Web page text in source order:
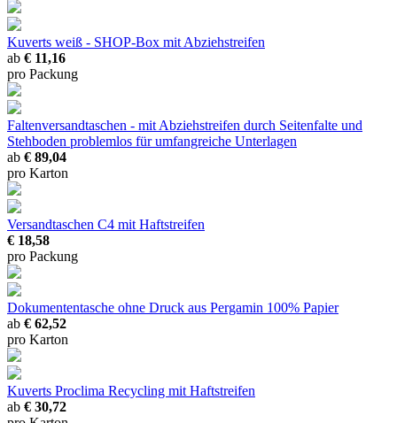
Kuverts weiß - SHOP-Box mit Abziehstreifen
ab € 11,16
pro Packung
Faltenversandtaschen - mit Abziehstreifen durch Seitenfalte und
Stehboden problemlos für umfangreiche Unterlagen
ab € 89,04
pro Karton
Versandtaschen C4 mit Haftstreifen
€ 18,58
pro Packung
Dokumententasche ohne Druck aus Pergamin 100% Papier
ab € 62,52
pro Karton
Kuverts Proclima Recycling mit Haftstreifen
ab € 30,72